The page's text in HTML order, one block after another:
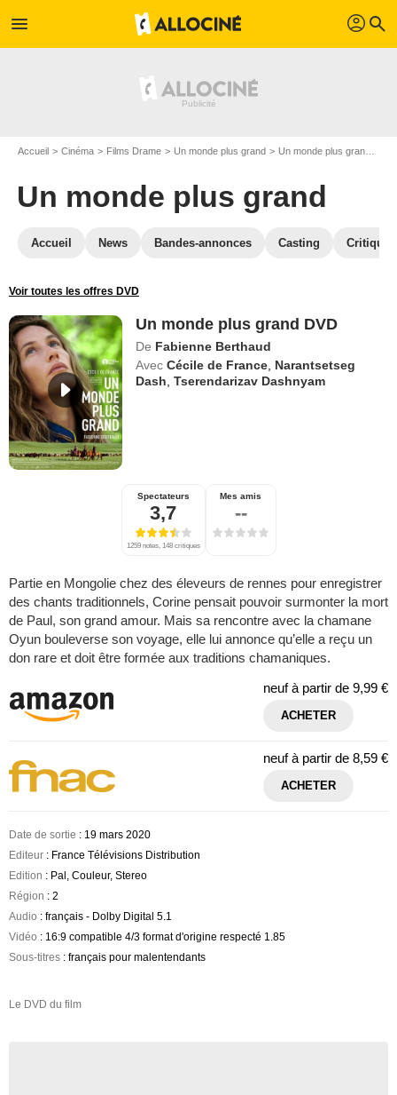
menu profil search
Accueil Cinéma Films Drame Un monde plus grand Un monde plus grand en DVD
Un monde plus grand
Accueil News Bandes-annonces Casting
Voir toutes les offres DVD
Un monde plus grand DVD
De Fabienne Berthaud
Avec Cécile de France Narantsetseg
Dash ,Tserendarizav Dashnyam
Spectateurs
3,7
1259 notes, 148 critiques
Mes amis
--
Partie en Mongolie chez des éleveurs de rennes pour enregistrer
des chants traditionnels, Corine pensait pouvoir surmonter la mort
de Paul, son grand amour. Mais sa rencontre avec la chamane
Oyun bouleverse son voyage, elle lui annonce qu’elle a reçu un
don rare et doit être formée aux traditions chamaniques.
neuf à partir de 9,99 €
ACHETER
neuf à partir de 8,59 €
ACHETER
Date de sortie : 19 mars 2020
Editeur : France Télévisions Distribution
Edition : Pal, Couleur, Stereo
Région : 2
Audio : français - Dolby Digital 5.1
Vidéo : 16:9 compatible 4/3 format d'origine respecté 1.85
Sous-titres : français pour malentendants
Le DVD du film